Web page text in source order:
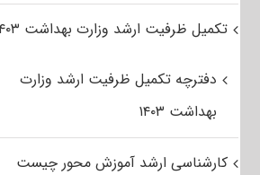
تکمیل ظرفیت ارشد وزارت بهداشت ۱۴۰۳
دفترچه تکمیل ظرفیت ارشد وزارت
بهداشت ۱۴۰۳
کارشناسی ارشد آموزش محور چیست